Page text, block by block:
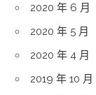
2020 年 6 月
2020 年 5 月
2020 年 4 月
2019 年 10 月